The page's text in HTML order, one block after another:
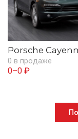
Porsche
0 в продаже
0–0 ₽